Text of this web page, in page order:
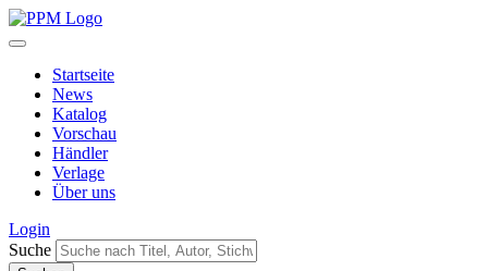
Startseite
News
Katalog
Vorschau
Händler
Verlage
Über uns
Login
Suche